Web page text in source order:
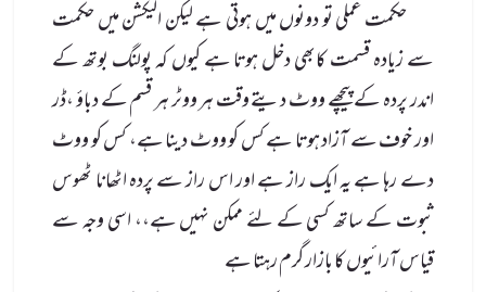
حکمت عملی تو دونوں میں ہوتی ہے لیکن الیکشن میں حکمت
سے زیادہ قسمت کابھی دخل ہوتا ہے کیوں کہ پولنگ بوتھ کے
اندر پردہ کے پیچھے ووٹ دیتے وقت ہر ووٹر ہر قسم کے دباؤ ،ڈر
اور خوف سے آزاد ہوتا ہے کس کو ووٹ دینا ہے، کس کو ووٹ
دے رہا ہے یہ ایک راز ہے اور اس راز سے پردہ اٹھانا ٹھوس
ثبوت کے ساتھ کسی کے لئے ممکن نہیں ہے،، اسی وجہ سے
قیاس آرائیوں کا بازار گرم رہتا ہے